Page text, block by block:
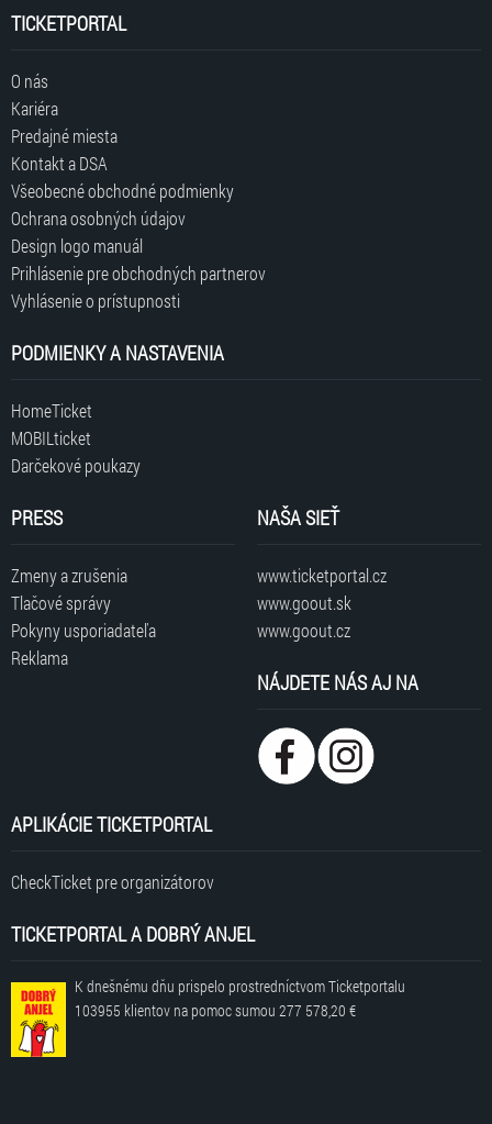
TICKETPORTAL
O nás
Kariéra
Predajné miesta
Kontakt a DSA
Všeobecné obchodné podmienky
Ochrana osobných údajov
Design logo manuál
Prihlásenie pre obchodných partnerov
Vyhlásenie o prístupnosti
PODMIENKY A NASTAVENIA
HomeTicket
MOBILticket
Darčekové poukazy
PRESS
Zmeny a zrušenia
Tlačové správy
Pokyny usporiadateľa
Reklama
NAŠA SIEŤ
www.ticketportal.cz
www.goout.sk
www.goout.cz
NÁJDETE NÁS AJ NA
APLIKÁCIE TICKETPORTAL
CheckTicket pre organizátorov
TICKETPORTAL A DOBRÝ ANJEL
K dnešnému dňu prispelo prostredníctvom Ticketportalu
103955 klientov na pomoc sumou 277 578,20 €